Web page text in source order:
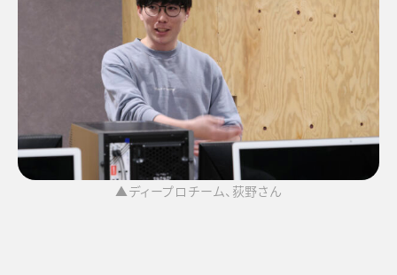
▲ディープロチーム、荻野さん